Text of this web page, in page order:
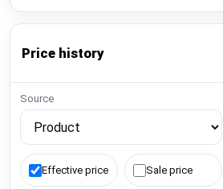
Price history
Source
Effective price Sale price